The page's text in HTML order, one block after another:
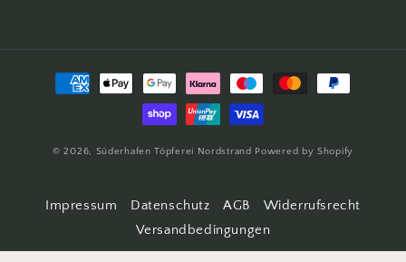
Zahlungsmethoden
© 2026, Süderhafen Töpferei Nordstrand Powered by Shopify
Impressum Datenschutz AGB
Widerrufsrecht
Versandbedingungen